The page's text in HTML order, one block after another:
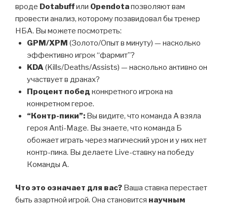
вроде Dotabuffили Opendotaпозволяют вам
провести анализ, которому позавидовал бы тренер
НБА. Вы можете посмотреть:
GPM/XPM (Золото/Опыт в минуту) — насколько
эффективно игрок “фармит”?
KDA(Kills/Deaths/Assists) — насколько активно он
участвует в драках?
Процент побед конкретного игрока на
конкретном герое.
“Контр-пики”:Вы видите, что команда А взяла
героя Anti-Mage. Вы знаете, что команда Б
обожает играть через магический урон и у них нет
контр-пика. Вы делаете Live-ставку на победу
Команды А.
Что это означает для вас? Ваша ставка перестает
быть азартной игрой. Она становится научным